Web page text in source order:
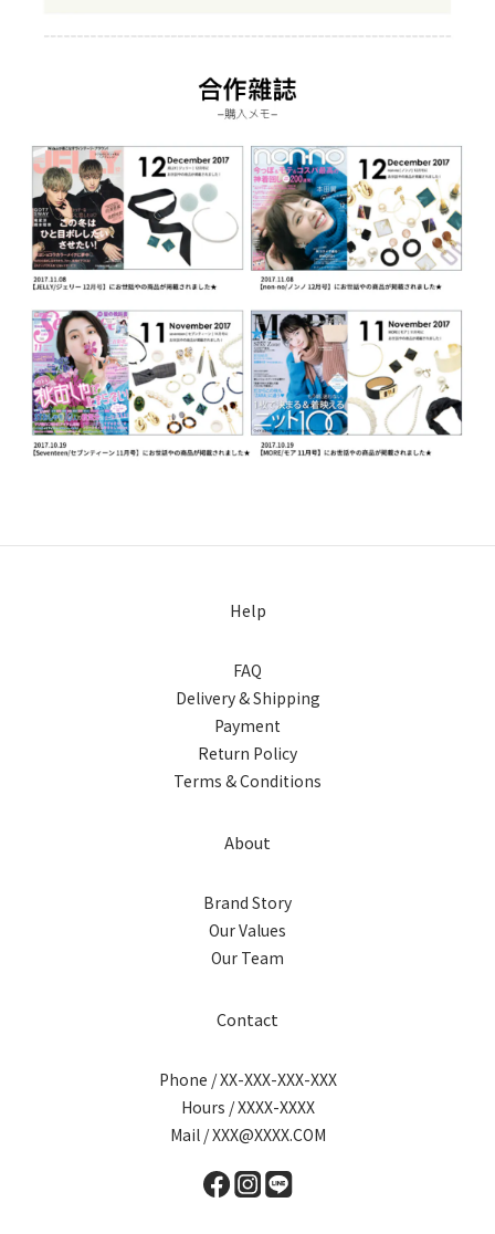
Help
FAQ
Delivery & Shipping
Payment
Return Policy
Terms & Conditions
About
Brand Story
Our Values
Our Team
Contact
Phone / XX-XXX-XXX-XXX
Hours / XXXX-XXXX
Mail / XXX@XXXX.COM